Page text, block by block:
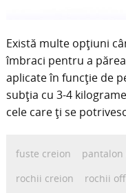
Există multe opțiuni
îmbraci pentru a
aplicate în funcție de
subția cu 3-4
cele care ți se
fuste creion pantalon
rochii creion
rochii